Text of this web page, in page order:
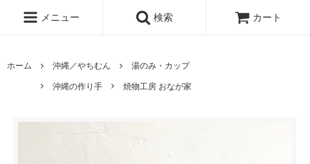
メニュー 検索 カート
ホーム 沖縄／やちむん
湯のみ・カップ
沖縄の作り手
焼物工房 おなが家